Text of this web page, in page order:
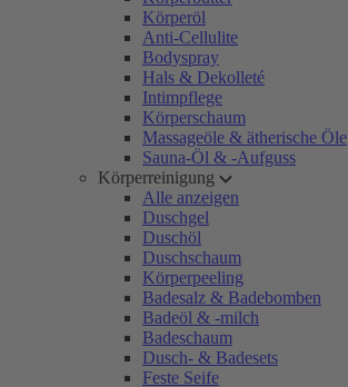
Körperöl
Anti-Cellulite
Bodyspray
Hals & Dekolleté
Intimpflege
Körperschaum
Massageöle & ätherische Öle
Sauna-Öl & -Aufguss
Körperreinigung
Alle anzeigen
Duschgel
Duschöl
Duschschaum
Körperpeeling
Badesalz & Badebomben
Badeöl & -milch
Badeschaum
Dusch- & Badesets
Feste Seife